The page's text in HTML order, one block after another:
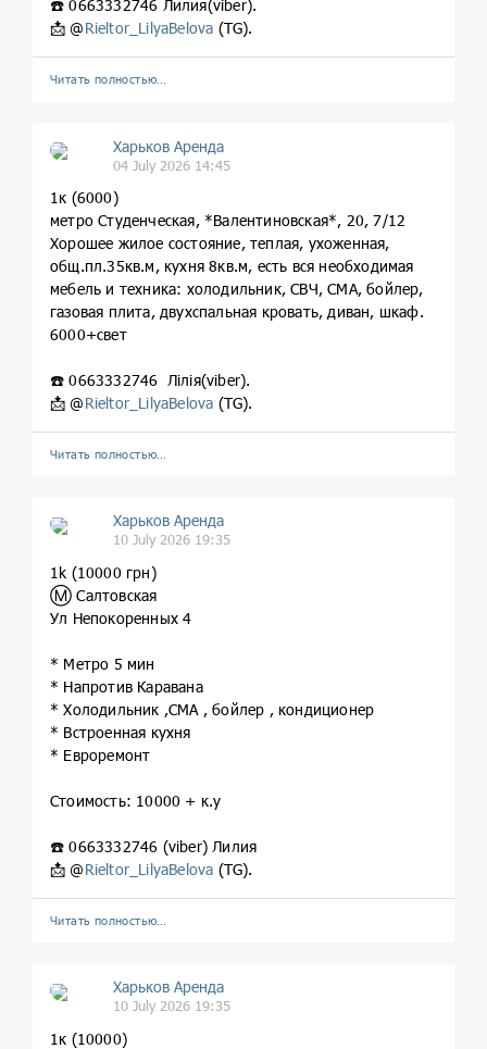
☎️ 0663332746 Лилия(viber).
📩 @Rieltor_LilyaBelova (TG).
Читать полностью…
Харьков Аренда
04 July 2026 14:45
1к (6000)
метро Студенческая, *Валентиновская*, 20, 7/12
Хорошее жилое состояние, теплая, ухоженная,
общ.пл.35кв.м, кухня 8кв.м, есть вся необходимая
мебель и техника: холодильник, СВЧ, СМА, бойлер,
газовая плита, двухспальная кровать, диван, шкаф.
6000+свет
☎️ 0663332746 Лілія(viber).
📩 @Rieltor_LilyaBelova (TG).
Читать полностью…
Харьков Аренда
10 July 2026 19:35
1k (10000 грн)
Ⓜ️ Салтовская
Ул Непокоренных 4
* Метро 5 мин
* Напротив Каравана
* Холодильник ,СМА , бойлер , кондиционер
* Встроенная кухня
* Евроремонт
Стоимость: 10000 + к.у
☎️ 0663332746 (viber) Лилия
📩 @Rieltor_LilyaBelova (TG).
Читать полностью…
Харьков Аренда
10 July 2026 19:35
1к (10000)